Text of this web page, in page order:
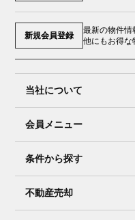
新規会員登録
最新の物件情
他にもお得な
当社について
会員メニュー
条件から探す
不動産売却